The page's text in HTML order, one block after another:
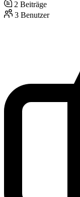
2 Beiträge
3 Benutzer